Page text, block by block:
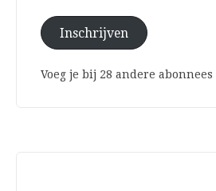
Inschrijven
Voeg je bij 28 andere abonnees